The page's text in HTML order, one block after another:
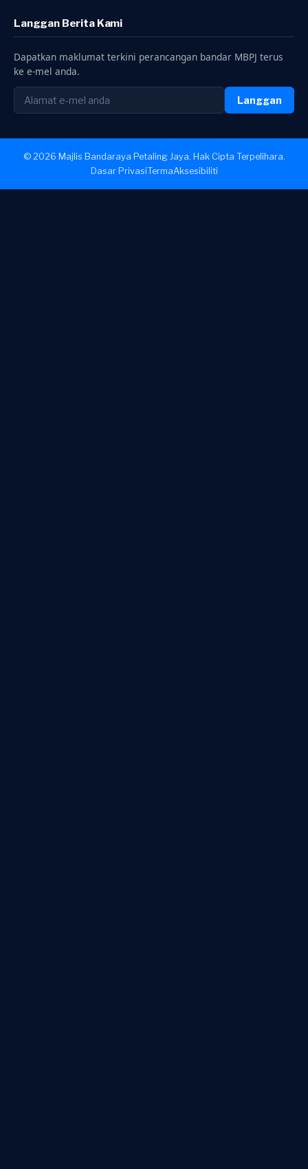
Langgan Berita Kami
Dapatkan maklumat terkini perancangan bandar MBPJ terus
ke e-mel anda.
Langgan
© 2026 Majlis Bandaraya Petaling Jaya. Hak Cipta Terpelihara.
Dasar PrivasiTermaAksesibiliti